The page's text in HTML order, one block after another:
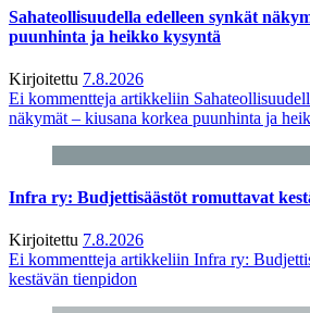
Sahateollisuudella edelleen synkät
puunhinta ja heikko kysyntä
Kirjoitettu 7.8.2026
Ei kommentteja artikkeliin
näkymät – kiusana korkea puunhinta ja
Infra ry: Budjettisäästöt romuttavat
Kirjoitettu 7.8.2026
Ei kommentteja artikkeliin Infra ry:
kestävän tienpidon